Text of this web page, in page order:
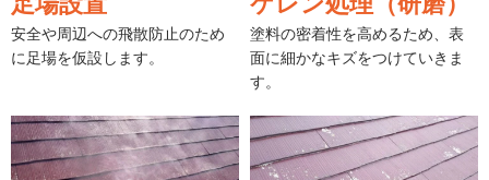
安全や周辺への飛散防止のため
に足場を仮設します。
塗料の密着性を高めるため、表
面に細かなキズをつけていきま
す。